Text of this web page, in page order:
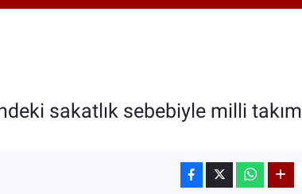
sakatlık sebebiyle milli takım